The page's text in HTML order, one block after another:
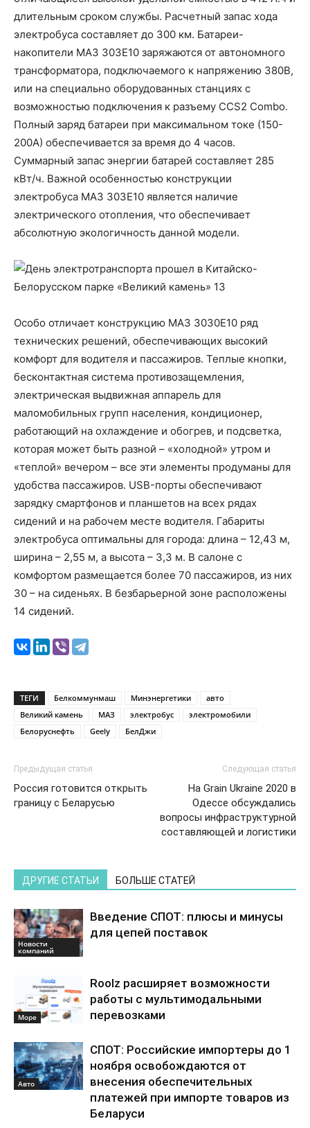
длительным сроком службы. Расчетный запас хода
электробуса составляет до 300 км. Батареи-
накопители МАЗ 303Е10 заряжаются от автономного
трансформатора, подключаемого к напряжению 380В,
или на специально оборудованных станциях с
возможностью подключения к разъему CCS2 Combo.
Полный заряд батареи при максимальном токе (150-
200А) обеспечивается за время до 4 часов.
Суммарный запас энергии батарей составляет 285
кВт/ч. Важной особенностью конструкции
электробуса МАЗ 303Е10 является наличие
электрического отопления, что обеспечивает
абсолютную экологичность данной модели.
Особо отличает конструкцию МАЗ 3030Е10 ряд
технических решений, обеспечивающих высокий
комфорт для водителя и пассажиров. Теплые кнопки,
бесконтактная система противозащемления,
электрическая выдвижная аппарель для
маломобильных групп населения, кондиционер,
работающий на охлаждение и обогрев, и подсветка,
которая может быть разной – «холодной» утром и
«теплой» вечером – все эти элементы продуманы для
удобства пассажиров. USB-порты обеспечивают
зарядку смартфонов и планшетов на всех рядах
сидений и на рабочем месте водителя. Габариты
электробуса оптимальны для города: длина – 12,43 м,
ширина – 2,55 м, а высота – 3,3 м. В салоне с
комфортом размещается более 70 пассажиров, из них
30 – на сиденьях. В безбарьерной зоне расположены
14 сидений.
ТЕГИ Белкоммунмаш Минэнергетики
авто
Великий камень
МАЗ электробус
электромобили
Белоруснефть
Geely БелДжи
Предыдущая статья
Россия готовится открыть
границу с Беларусью
Следующая статья
На Grain Ukraine 2020 в
Одессе обсуждались
вопросы инфраструктурной
составляющей и логистики
ДРУГИЕ СТАТЬИ БОЛЬШЕ СТАТЕЙ
Новости
компаний
Введение СПОТ: плюсы и минусы
для цепей поставок
Море
Roolz расширяет возможности
работы с мультимодальными
перевозками
Авто
СПОТ: Российские импортеры до 1
ноября освобождаются от
внесения обеспечительных
платежей при импорте товаров из
Беларуси